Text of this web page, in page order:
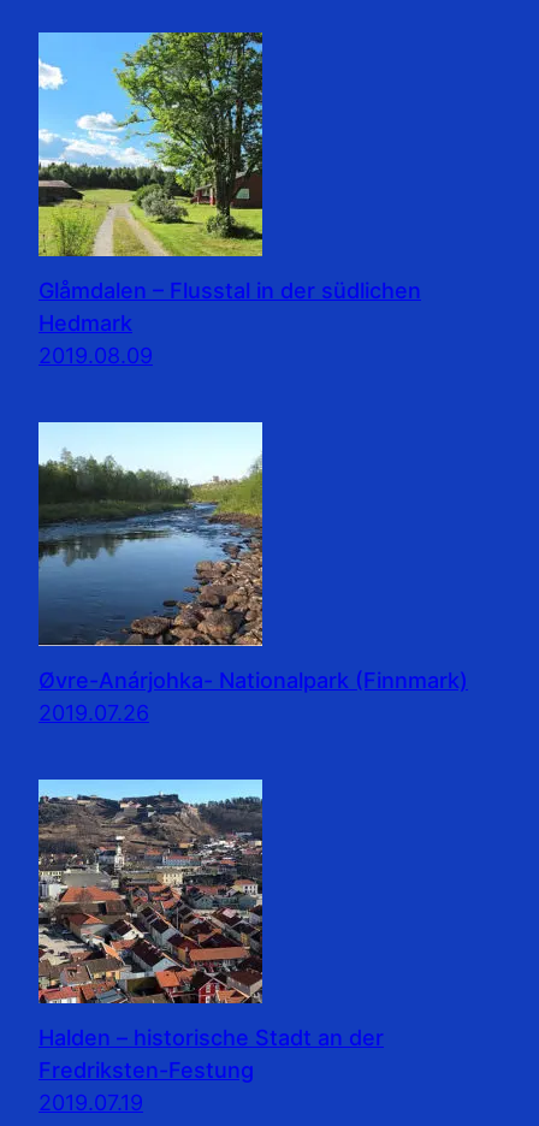
Glåmdalen – Flusstal in der südlichen
Hedmark
2019.08.09
Øvre-Anárjohka- Nationalpark (Finnmark)
2019.07.26
Halden – historische Stadt an der
Fredriksten-Festung
2019.07.19